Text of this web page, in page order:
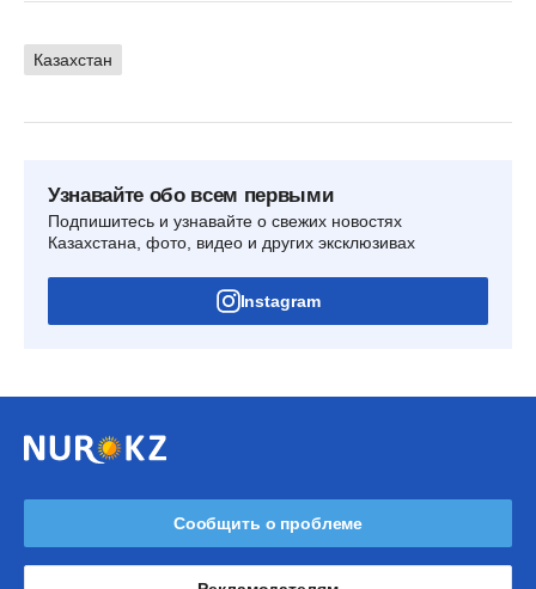
Казахстан
Узнавайте обо всем первыми
Подпишитесь и узнавайте о свежих новостях
Казахстана, фото, видео и других эксклюзивах
Instagram
Сообщить о проблеме